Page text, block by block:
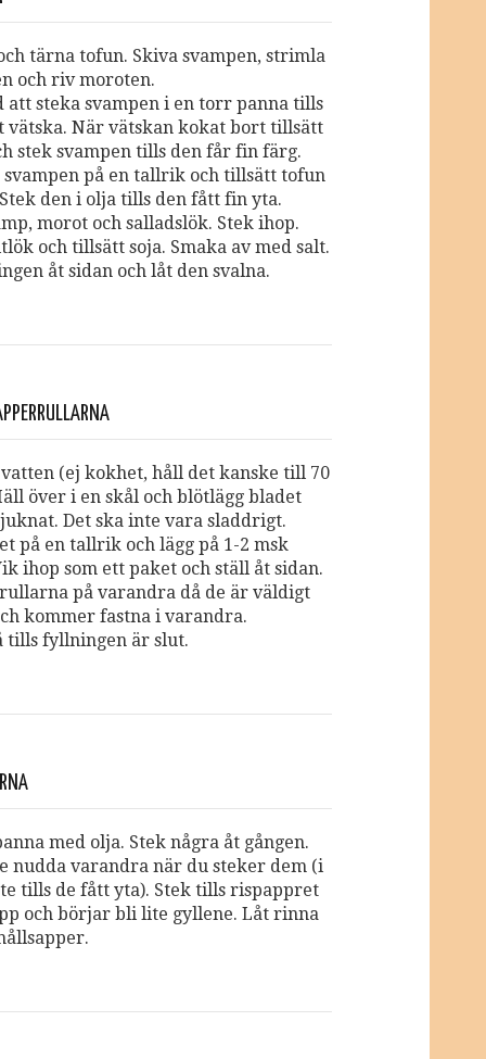
tärna tofun. Skiva svampen, strimla
och riv moroten.
att steka svampen i en torr panna tills
vätska. När vätskan kokat bort tillsätt
stek svampen tills den får fin färg.
svampen på en tallrik och tillsätt tofun
den i olja tills den fått fin yta.
morot och salladslök. Stek ihop.
och tillsätt soja. Smaka av med salt.
åt sidan och låt den svalna.
(ej kokhet, håll det kanske till 70
över i en skål och blötlägg bladet
Det ska inte vara sladdrigt.
på en tallrik och lägg på 1-2 msk
ihop som ett paket och ställ åt sidan.
på varandra då de är väldigt
kommer fastna i varandra.
tills fyllningen är slut.
med olja. Stek några åt gången.
nudda varandra när du steker dem (i
tills de fått yta). Stek tills rispappret
och börjar bli lite gyllene. Låt rinna